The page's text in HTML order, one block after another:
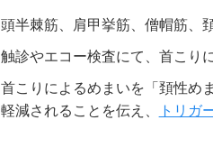
頭半棘筋、肩甲挙筋、僧帽筋、
触診やエコー検査にて、首こり
首こりによるめまいを「頚性め
軽減されることを伝え、
トリガ